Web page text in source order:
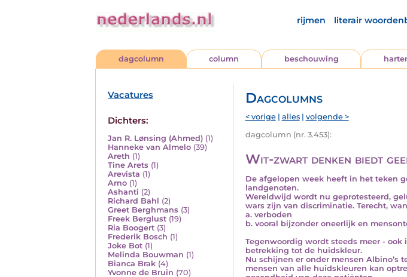
rijmen literair
dagcolumn column beschouwing
Vacatures
Dichters:
Jan R. Lønsing (Ahmed) (1)
Hanneke van Almelo (39)
Areth (1)
Tine Arets (1)
Arevista (1)
Arno (1)
Ashanti (2)
Richard Bahl (2)
Greet Berghmans (3)
Freek Berglust (19)
Ria Boogert (3)
Frederik Bosch (1)
Joke Bot (1)
Melinda Bouwman (1)
Bianca Brak (4)
Yvonne de Bruin (70)
Dagcolumns
< vorige| alles| volgende >
dagcolumn (nr. 3.453):
Wit-zwart denken biedt
De afgelopen week heeft in het teken
landgenoten.
Wereldwijd wordt nu geprotesteerd,
wars zijn van discriminatie. Terecht,
a. verboden
b. vooral bijzonder oneerlijk en
Tegenwoordig wordt steeds meer -
betrekking tot de huidskleur.
Nu schijnen er onder mensen Albino’s
mensen van alle huidskleuren kan